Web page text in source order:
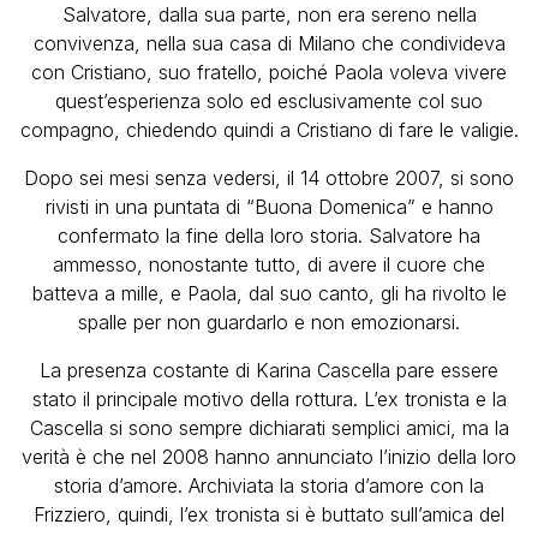
Salvatore, dalla sua parte, non era sereno nella
convivenza, nella sua casa di Milano che condivideva
con Cristiano, suo fratello, poiché Paola voleva vivere
quest’esperienza solo ed esclusivamente col suo
compagno, chiedendo quindi a Cristiano di fare le valigie.
Dopo sei mesi senza vedersi, il 14 ottobre 2007, si sono
rivisti in una puntata di “Buona Domenica” e hanno
confermato la fine della loro storia. Salvatore ha
ammesso, nonostante tutto, di avere il cuore che
batteva a mille, e Paola, dal suo canto, gli ha rivolto le
spalle per non guardarlo e non emozionarsi.
La presenza costante di Karina Cascella pare essere
stato il principale motivo della rottura. L’ex tronista e la
Cascella si sono sempre dichiarati semplici amici, ma la
verità è che nel 2008 hanno annunciato l’inizio della loro
storia d’amore. Archiviata la storia d’amore con la
Frizziero, quindi, l’ex tronista si è buttato sull’amica del